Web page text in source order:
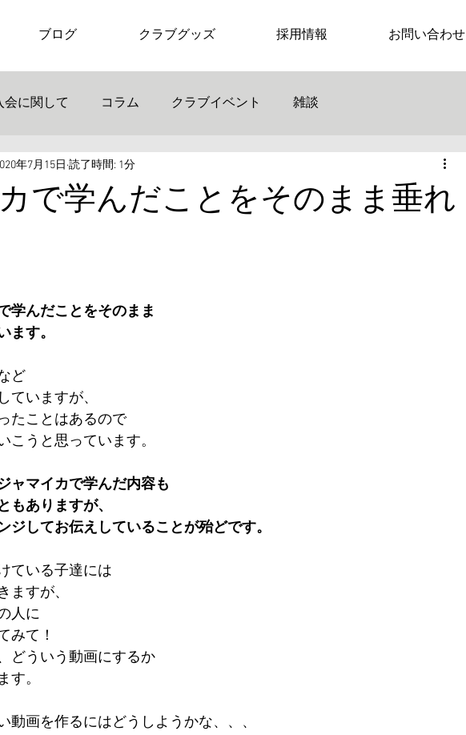
ブログ クラブグッズ 採用情報 お問い合わせ
に関して コラム クラブイベント 雑談
で学んだことをそのまま垂れ
年7月15日 読了時間: 1分
学んだことをそのまま
ます。
ど
ていますが、
たことはあるので
こうと思っています。
ャマイカで学んだ内容も
もありますが、
ジしてお伝えしていることが殆どです。
ている子達には
ますが、
人に
みて！
どういう動画にするか
す。
動画を作るにはどうしようかな、、、